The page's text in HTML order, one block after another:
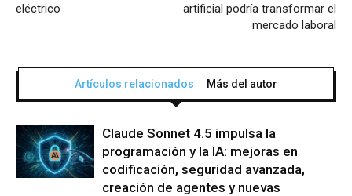
eléctrico
artificial podría transformar el
mercado laboral
Artículos relacionados Más del autor
Claude Sonnet 4.5 impulsa la
programación y la IA: mejoras en
codificación, seguridad avanzada,
creación de agentes y nuevas